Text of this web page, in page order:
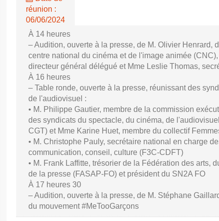
réunion :
06/06/2024
À 14 heures
– Audition, ouverte à la presse, de M. Olivier Henrard,
centre national du cinéma et de l'image animée
directeur général délégué et Mme Leslie Thomas,
À 16 heures
– Table ronde, ouverte à la presse, réunissant des
de l'audiovisuel :
• M. Philippe Gautier, membre de la commission
des syndicats du spectacle, du cinéma, de
CGT) et Mme Karine Huet, membre du collectif
• M. Christophe Pauly, secrétaire national en charge
communication, conseil, culture (F3C-CDFT)
• M. Frank Laffitte, trésorier de la Fédération des arts,
de la presse (FASAP-FO) et président du SN2A FO
À 17 heures 30
– Audition, ouverte à la presse, de M. Stéphane
du mouvement #MeTooGarçons